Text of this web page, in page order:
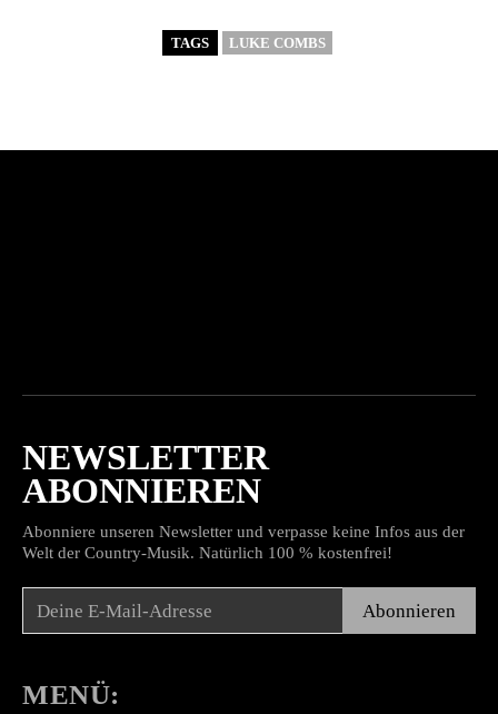
TAGS LUKE COMBS
NEWSLETTER
ABONNIEREN
Abonniere unseren Newsletter und verpasse keine Infos aus der
Welt der Country-Musik. Natürlich 100 % kostenfrei!
Abonnieren
MENÜ: